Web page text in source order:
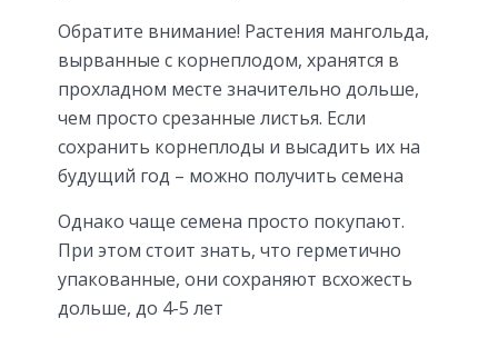
Обратите внимание! Растения мангольда,
вырванные с корнеплодом, хранятся в
прохладном месте значительно дольше,
чем просто срезанные листья. Если
сохранить корнеплоды и высадить их на
будущий год – можно получить семена
Однако чаще семена просто покупают.
При этом стоит знать, что герметично
упакованные, они сохраняют всхожесть
дольше, до 4-5 лет